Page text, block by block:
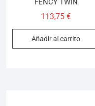
FENCY TWIN
113,75€
Añadir al carrito